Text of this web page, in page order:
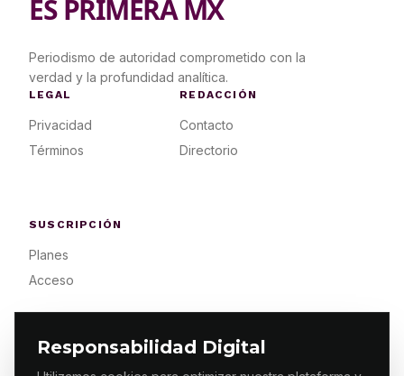
Responsabilidad Digital
ES PRIMERA MX
Periodismo de autoridad comprometido con la
verdad y la profundidad analítica.
LEGAL
Privacidad
Términos
REDACCIÓN
Contacto
Directorio
SUSCRIPCIÓN
Planes
Acceso